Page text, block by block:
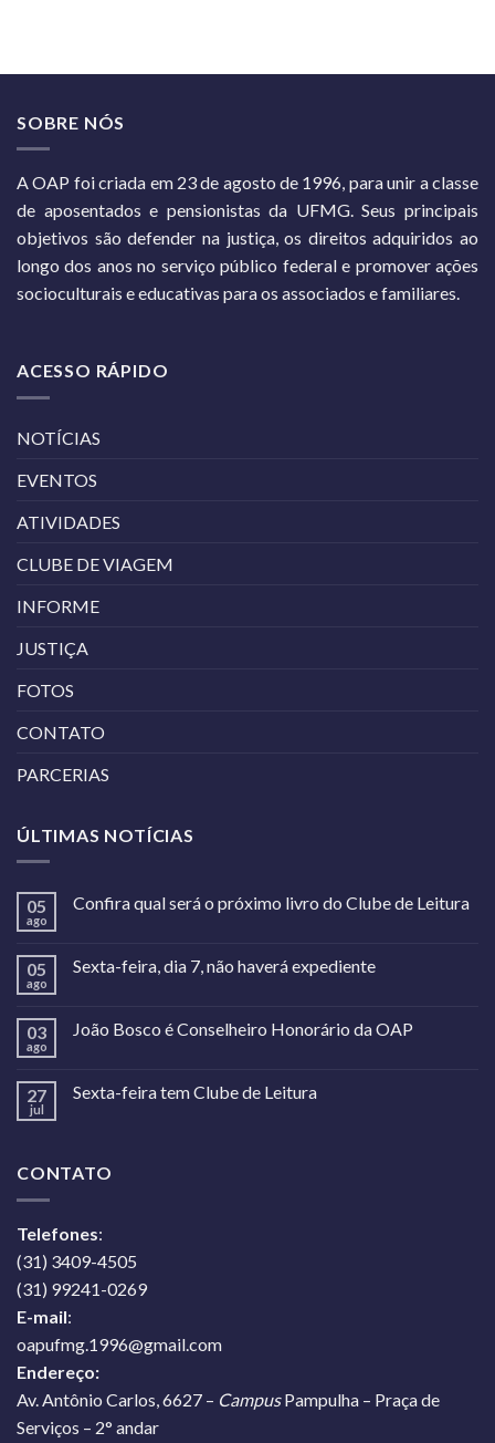
SOBRE NÓS
A OAP foi criada em 23 de agosto de 1996, para unir a classe
de aposentados e pensionistas da UFMG. Seus principais
objetivos são defender na justiça, os direitos adquiridos ao
longo dos anos no serviço público federal e promover ações
socioculturais e educativas para os associados e familiares.
ACESSO RÁPIDO
NOTÍCIAS
EVENTOS
ATIVIDADES
CLUBE DE VIAGEM
INFORME
JUSTIÇA
FOTOS
CONTATO
PARCERIAS
ÚLTIMAS NOTÍCIAS
05
ago
Confira qual será o próximo livro do Clube de Leitura
05
ago
Sexta-feira, dia 7, não haverá expediente
03
ago
João Bosco é Conselheiro Honorário da OAP
27
jul
Sexta-feira tem Clube de Leitura
CONTATO
Telefones:
(31) 3409-4505
(31) 99241-0269
E-mail:
oapufmg.1996@gmail.com
Endereço:
Av. Antônio Carlos, 6627 – CampusPampulha – Praça de
Serviços – 2° andar